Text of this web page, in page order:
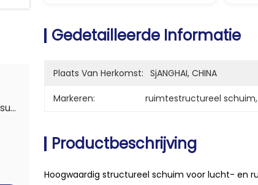
Eric-wang@sapphire-substrate.com
Gedetailleerde Informatie
Plaats Van Herkomst: SjANGHAI, CHINA
Markeren: ruimtestructureel schuim,
Productbeschrijving
Hoogwaardig structureel schuim voor lucht- en